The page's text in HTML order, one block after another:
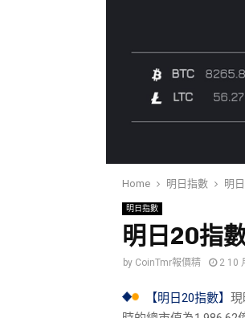
Home 明日指數 明
明日指數
明日20指
by CoinTmr報價精 2 10
【明日20指數】 現